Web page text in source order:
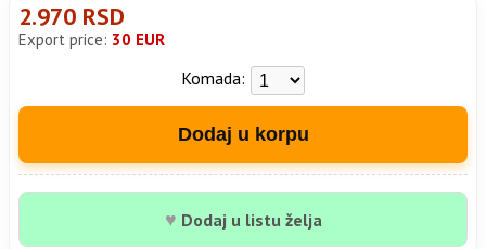
2.970 RSD
Export price: 30 EUR
Komada:
Dodaj u korpu
♥ Dodaj u listu želja